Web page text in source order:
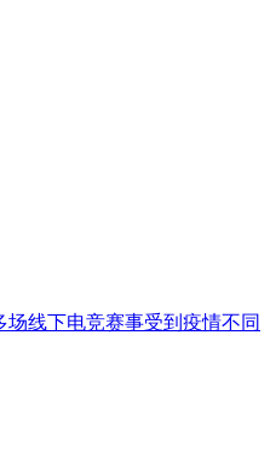
线下电竞赛事受到疫情不同